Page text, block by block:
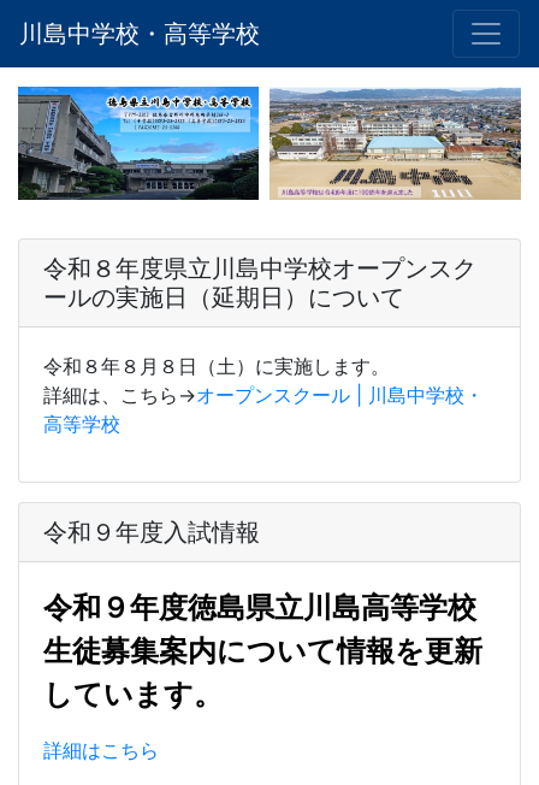
川島中学校・高等学校
令和８年度県立川島中学校オープンスク
ールの実施日（延期日）について
令和８年８月８日（土）に実施します。
詳細は、こちら→オープンスクール | 川島中学校・
高等学校
令和９年度入試情報
令和９年度徳島県立川島高等学校
生徒募集案内について情報を更新
しています。
詳細はこちら